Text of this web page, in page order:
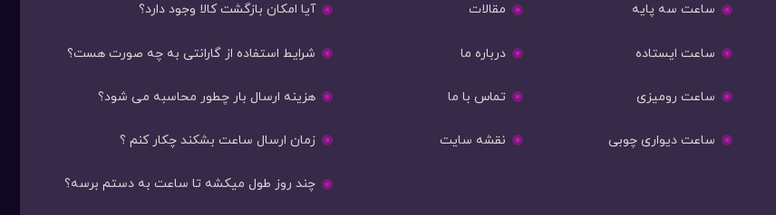
ساعت سه پایه
ساعت ایستاده
ساعت رومیزی
ساعت دیواری چوبی
مقالات
درباره ما
تماس با ما
نقشه سایت
آیا امکان بازگشت کالا وجود دارد؟
شرایط استفاده از گارانتی به چه صورت هست؟
هزینه ارسال بار چطور محاسبه می شود؟
زمان ارسال ساعت بشکند چکار کنم ؟
چند روز طول میکشه تا ساعت به دستم برسه؟